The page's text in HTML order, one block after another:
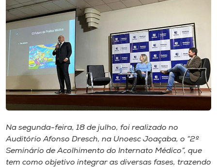
Editora
Rádio
Museu
Unoesc
Selecione
Na segunda-feira, 18 de julho, foi realizado no
Auditório Afonso Dresch, na Unoesc Joaçaba, o “2º
Seminário de Acolhimento do Internato Médico”, que
tem como objetivo integrar as diversas fases, trazendo